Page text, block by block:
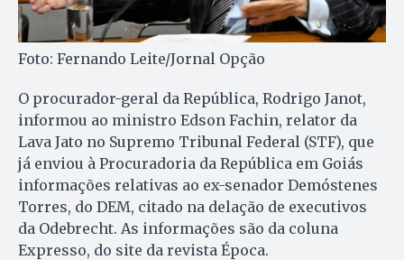
Foto: Fernando Leite/Jornal Opção
O procurador-geral da República, Rodrigo Janot,
informou ao ministro Edson Fachin, relator da
Lava Jato no Supremo Tribunal Federal (STF), que
já enviou à Procuradoria da República em Goiás
informações relativas ao ex-senador Demóstenes
Torres, do DEM, citado na delação de executivos
da Odebrecht. As informações são da coluna
Expresso, do site da revista Época.